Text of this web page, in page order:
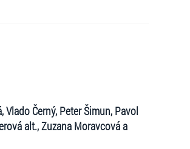
Černý, Peter Šimun, Pavol
alt., Zuzana Moravcová a